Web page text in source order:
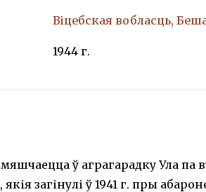
Віцебская вобласць,
1944 г.
ў аграгарадку Ула па
загінулі ў 1941 г. пры